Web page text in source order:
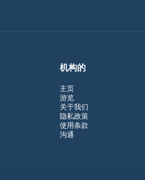
机构的
主页
游览
关于我们
隐私政策
使用条款
沟通